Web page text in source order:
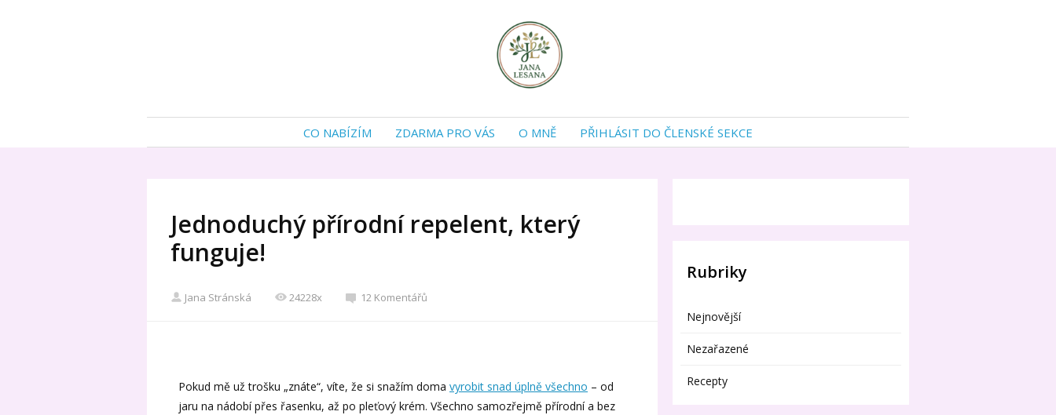
CO NABÍZÍM ZDARMA PRO VÁS O MNĚ PŘIHLÁSIT DO ČLENSKÉ SEKCE
Jednoduchý přírodní repelent, který
funguje!
Jana Stránská 24228x 12 Komentářů
Pokud mě už trošku „znáte“, víte, že si snažím doma vyrobit snad úplně všechno – od
jaru na nádobí přes řasenku, až po pleťový krém. Všechno samozřejmě přírodní a bez
Rubriky
Nejnovější
Nezařazené
Recepty